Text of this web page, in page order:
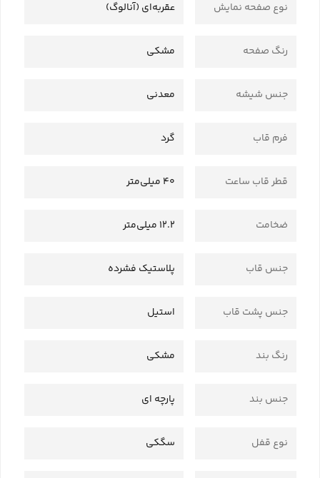
نوع صفحه نمایش عقربه‌ای (آنالوگ)
رنگ صفحه مشکی
جنس شیشه معدنی
فرم قاب گرد
قطر قاب ساعت 40 میلی‌متر
ضخامت 12.2 میلی‌متر
جنس قاب پلاستیک فشرده
جنس پشت قاب استیل
رنگ بند مشکی
جنس بند پارچه ای
نوع قفل سگکی